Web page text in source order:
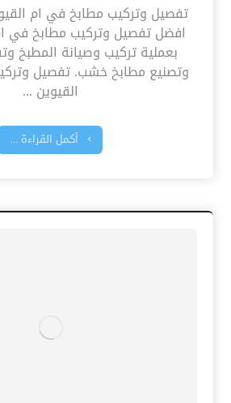
افضل تفصيل وتركيب مطابخ في
بعملية تركيب وصيانة المطبخ
وتصنيع مطابخ خشب. تفصيل
القيوين ...
أكمل القراءة ...